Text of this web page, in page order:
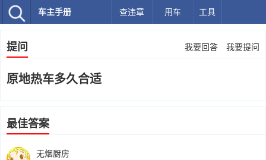
车主手册 查违章 用车 工具
提问 我要回答 我要提问
原地热车多久合适
最佳答案
无烟厨房